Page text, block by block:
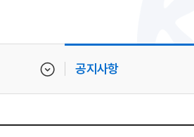
공지사항